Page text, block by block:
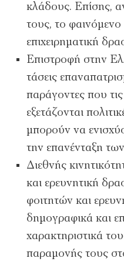
κλάδους. Επίσης,
τους, το
επιχειρηματική
Επιστροφή στην
τάσεις
παράγοντες που
εξετάζονται
μπορούν να
την επανένταξη
Διεθνής
και ερευνητική
φοιτητών και
δημογραφικά και
χαρακτηριστικά
παραμονής τους